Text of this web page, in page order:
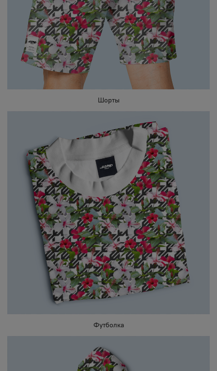
Шорты
Футболка